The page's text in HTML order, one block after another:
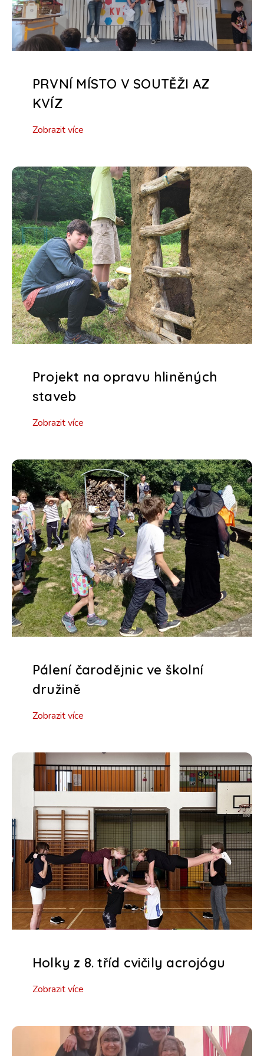
PRVNÍ MÍSTO V SOUTĚŽI AZ
KVÍZ
Zobrazit více
Projekt na opravu hliněných
staveb
Zobrazit více
Pálení čarodějnic ve školní
družině
Zobrazit více
Holky z 8. tříd cvičily acrojógu
Zobrazit více